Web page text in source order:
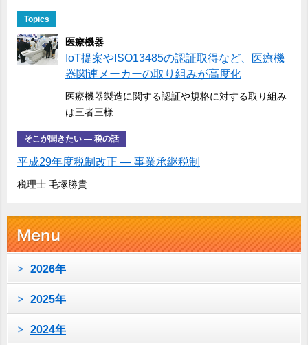
Topics
医療機器
IoT提案やISO13485の認証取得など、医療機
器関連メーカーの取り組みが高度化
医療機器製造に関する認証や規格に対する取り組み
は三者三様
そこが聞きたい ― 税の話
平成29年度税制改正 ― 事業承継税制
税理士 毛塚勝貴
2026年
2025年
2024年